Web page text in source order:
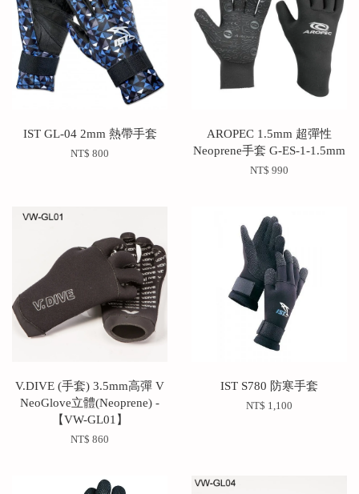
IST GL-04 2mm 熱帶手套
NT$ 800
AROPEC 1.5mm 超彈性
Neoprene手套 G-ES-1-1.5mm
NT$ 990
V.DIVE (手套) 3.5mm高彈 V
NeoGlove立體(Neoprene) -
【VW-GL01】
NT$ 860
IST S780 防寒手套
NT$ 1,100